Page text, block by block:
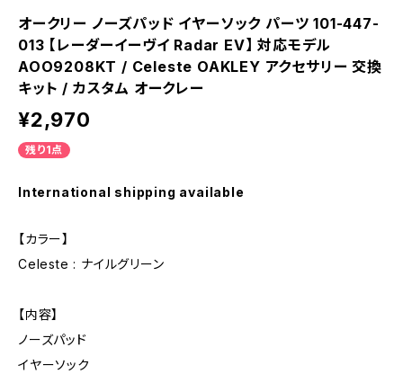
オークリー ノーズパッド イヤーソック パーツ 101-447-
013 【レーダーイーヴイ Radar EV】 対応モデル
AOO9208KT / Celeste OAKLEY アクセサリー 交換
キット / カスタム オークレー
¥2,970
残り1点
International shipping available
【カラー】
Celeste : ナイルグリーン
【内容】
ノーズパッド
イヤーソック